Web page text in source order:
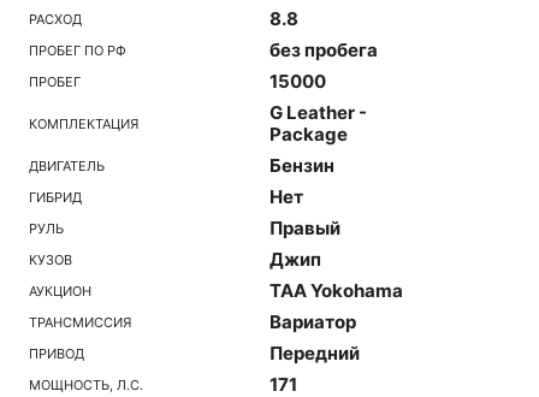
РАСХОД 8.8
ПРОБЕГ ПО РФ без пробега
ПРОБЕГ 15000
КОМПЛЕКТАЦИЯ
G Leather -
Package
ДВИГАТЕЛЬ Бензин
ГИБРИД Нет
РУЛЬ Правый
КУЗОВ Джип
АУКЦИОН TAA Yokohama
ТРАНСМИССИЯ Вариатор
ПРИВОД Передний
МОЩНОСТЬ, Л.С. 171